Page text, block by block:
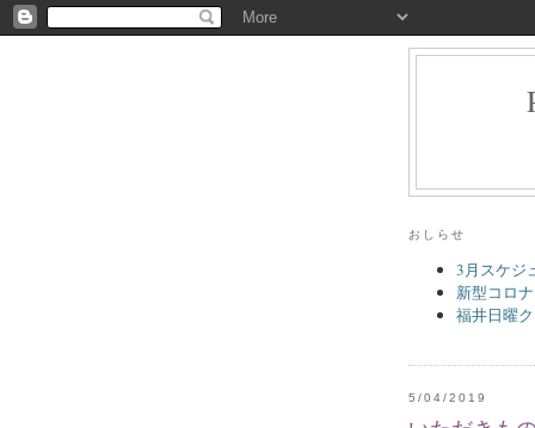
おしらせ
3月スケジ
新型コロ
福井日曜
5/04/2019